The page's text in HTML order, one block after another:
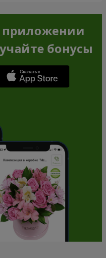
приложении
бонусы